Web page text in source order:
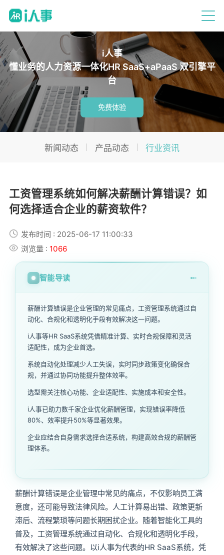
i人事
懂业务的人力资源一体化HR SaaS+aPaaS 双引擎平
台
免费体验
新闻动态 产品动态 行业资讯
工资管理系统如何解决薪酬计算错误？如
何选择适合企业的薪资软件？
发布时间 : 2025-06-17 11:00:33
浏览量 : 1066
智能导读
薪酬计算错误是企业管理的常见痛点，工资管理系统通过自
动化、合规化和透明化手段有效解决这一问题。
i人事等HR SaaS系统凭借精准计算、实时合规保障和灵活
适配性，成为企业首选。
系统自动化处理减少人工失误，实时同步政策变化确保合
规，并通过协同功能提升整体效率。
选型需关注核心功能、企业适配性、实施成本和安全性。
i人事已助力数千家企业优化薪酬管理，实现错误率降低
80%、效率提升50%等显著效果。
企业应结合自身需求选择合适系统，构建高效合规的薪酬管
理体系。
薪酬计算错误是企业管理中常见的痛点，不仅影响员工满
意度，还可能导致法律风险。人工计算易出错、政策更新
滞后、流程繁琐等问题长期困扰企业。随着智能化工具的
普及，工资管理系统通过自动化、合规化和透明化手段，
有效解决了这些问题。以i人事为代表的HR SaaS系统，凭